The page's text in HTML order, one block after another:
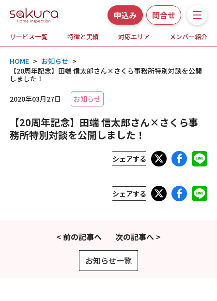
申込み 問合せ
サービス一覧 特徴と実績 対応エリア メンバー紹介
サービス一覧
さくら事務所の特徴と実績
ホームインスペクションとは
対応エリア
お知らせ・プレスリリース
現場事例・お役立ちコラム
さくら事務所について
HOME > お知らせ >
【20周年記念】田端 信太郎さん×さくら事務所特別対談を公開
しました！
2020年03月27日 お知らせ
【20周年記念】田端 信太郎さん×さくら事
務所特別対談を公開しました！
シェアする
シェアする
< 前の記事へ 次の記事へ >
お知らせ一覧